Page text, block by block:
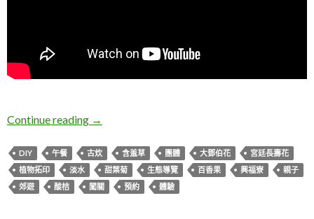
Continue reading 新北淡水。興福寮花卉綜合農場
→
DIY 午餐 古炊 含羞草 團體 大鄧伯花
宮廷長壽花
植物拓印
淡水 甜葉菊 生態導覽 百香果 興福寮
親子
郊遊
酸桔 闖關 預約 體驗